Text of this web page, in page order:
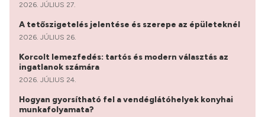
2026. JÚLIUS 27.
A tetőszigetelés jelentése és szerepe az épületeknél
2026. JÚLIUS 26.
Korcolt lemezfedés: tartós és modern választás az
ingatlanok számára
2026. JÚLIUS 24.
Hogyan gyorsítható fel a vendéglátóhelyek konyhai
munkafolyamata?